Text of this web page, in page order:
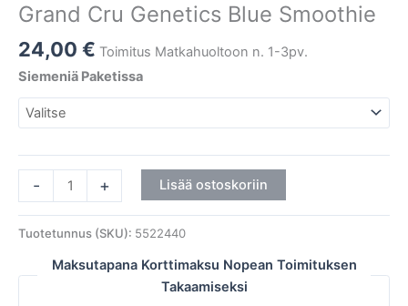
Grand Cru Genetics Blue Smoothie
24,00 € Toimitus Matkahuoltoon n. 1-3pv.
Siemeniä Paketissa
- + Lisää ostoskoriin
Tuotetunnus (SKU): 5522440
Maksutapana Korttimaksu Nopean Toimituksen
Takaamiseksi